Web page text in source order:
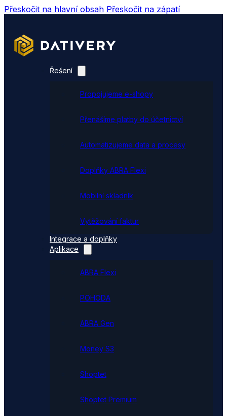
Přeskočit na hlavní obsah Přeskočit na zápatí
Řešení
Propojujeme e-shopy
Přenášíme platby do účetnictví
Automatizujeme data a procesy
Doplňky ABRA Flexi
Mobilní skladník
Vytěžování faktur
Integrace a doplňky
Aplikace
ABRA Flexi
POHODA
ABRA Gen
Money S3
Shoptet
Shoptet Premium